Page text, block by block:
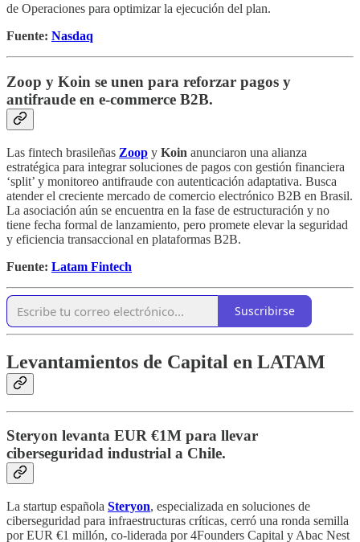
de Operaciones para optimizar la ejecución del plan.
Fuente: Nasdaq
Zoop y Koin se unen para reforzar pagos y
antifraude en e‑commerce B2B.
Las fintech brasileñas Zoop y Koin anunciaron una alianza
estratégica para integrar soluciones de pagos con gestión financiera
‘split’ y monitoreo antifraude con autenticación adaptativa. Busca
atender el creciente mercado de comercio electrónico B2B en Brasil.
La asociación aún se encuentra en la fase de estructuración y no
tiene fecha formal de lanzamiento, pero promete elevar la seguridad
y eficiencia transaccional en plataformas B2B.
Fuente: Latam Fintech
Suscribirse
Levantamientos de Capital en LATAM
Steryon levanta EUR €1M para llevar
ciberseguridad industrial a Chile.
La startup española Steryon, especializada en soluciones de
ciberseguridad para infraestructuras críticas, cerró una ronda semilla
por EUR €1 millón, co‑liderada por 4Founders Capital y Abac Nest